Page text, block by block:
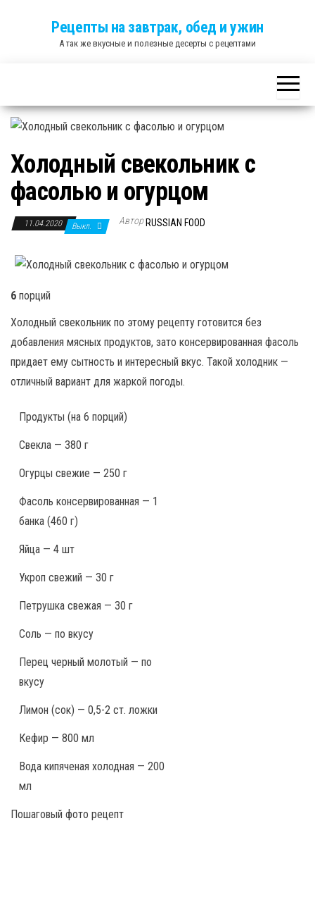
Рецепты на завтрак, обед и ужин
А так же вкусные и полезные десерты с рецептами
Холодный свекольник с
фасолью и огурцом
11.04.2020 Выкл. Автор RUSSIAN FOOD
6 порций
Холодный свекольник по этому рецепту готовится без
добавления мясных продуктов, зато консервированная фасоль
придает ему сытность и интересный вкус. Такой холодник —
отличный вариант для жаркой погоды.
Продукты (на 6 порций)
Свекла — 380 г
Огурцы свежие — 250 г
Фасоль консервированная — 1
банка (460 г)
Яйца — 4 шт
Укроп свежий — 30 г
Петрушка свежая — 30 г
Соль — по вкусу
Перец черный молотый — по
вкусу
Лимон (сок) — 0,5-2 ст. ложки
Кефир — 800 мл
Вода кипяченая холодная — 200
мл
Пошаговый фото рецепт